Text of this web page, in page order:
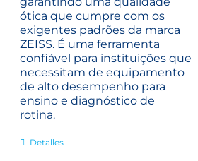
ótica que cumpre com os
exigentes padrões da marca
ZEISS. É uma ferramenta
confiável para instituições que
necessitam de equipamento
de alto desempenho para
ensino e diagnóstico de
rotina.
Detalles